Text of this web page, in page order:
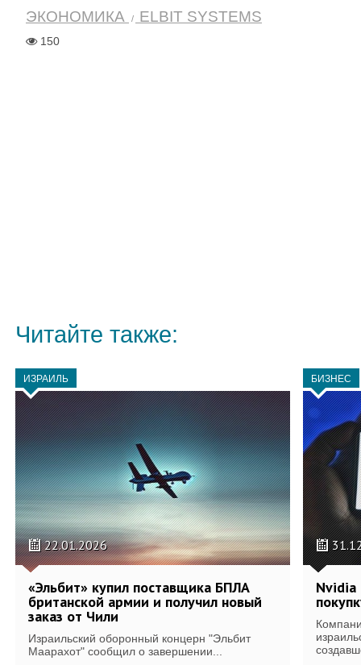
ЭКОНОМИКА ELBIT SYSTEMS
150
Читайте также:
ИЗРАИЛЬ
22.01.2026
«Эльбит» купил поставщика БПЛА
британской армии и получил новый
заказ от Чили
Израильский оборонный концерн "Эльбит
Маарахот" сообщил о завершении...
БИЗНЕС